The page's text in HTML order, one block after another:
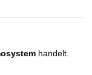
handelt.